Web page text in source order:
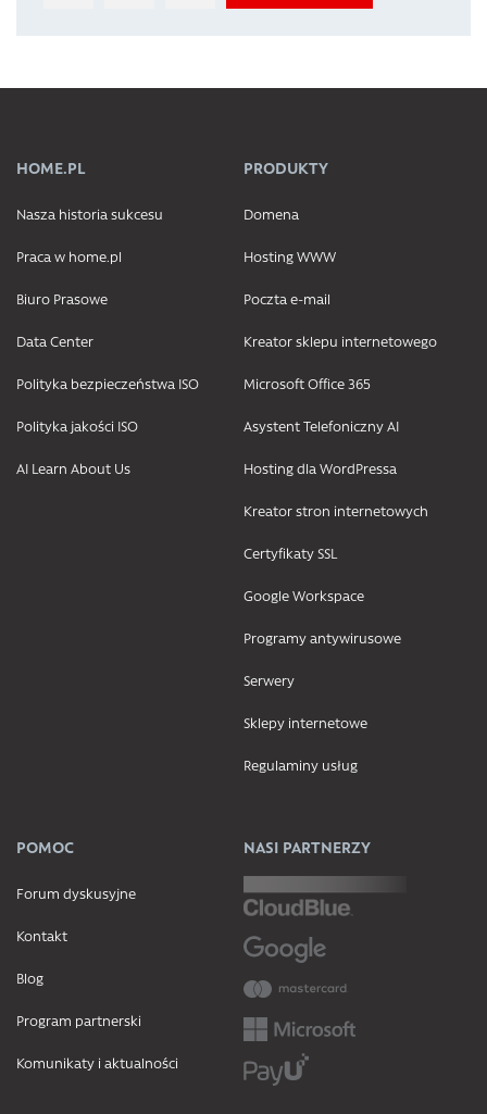
HOME.PL
Nasza historia sukcesu
Praca w home.pl
Biuro Prasowe
Data Center
Polityka bezpieczeństwa ISO
Polityka jakości ISO
AI Learn About Us
PRODUKTY
Domena
Hosting WWW
Poczta e-mail
Kreator sklepu internetowego
Microsoft Office 365
Asystent Telefoniczny AI
Hosting dla WordPressa
Kreator stron internetowych
Certyfikaty SSL
Google Workspace
Programy antywirusowe
Serwery
Sklepy internetowe
Regulaminy usług
POMOC
Forum dyskusyjne
Kontakt
Blog
Program partnerski
Komunikaty i aktualności
NASI PARTNERZY